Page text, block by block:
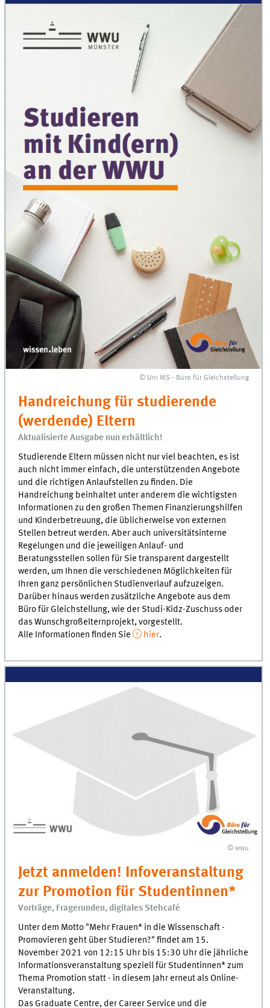
© Uni MS - Büro für Gleichstellung
Handreichung für studierende
(werdende) Eltern
Aktualisierte Ausgabe nun erhältlich!
Studierende Eltern müssen nicht nur viel beachten, es ist
auch nicht immer einfach, die unterstützenden Angebote
und die richtigen Anlaufstellen zu finden. Die
Handreichung beinhaltet unter anderem die wichtigsten
Informationen zu den großen Themen Finanzierungshilfen
und Kinderbetreuung, die üblicherweise von externen
Stellen betreut werden. Aber auch universitätsinterne
Regelungen und die jeweiligen Anlauf- und
Beratungsstellen sollen für Sie transparent dargestellt
werden, um Ihnen die verschiedenen Möglichkeiten für
Ihren ganz persönlichen Studienverlauf aufzuzeigen.
Darüber hinaus werden zusätzliche Angebote aus dem
Büro für Gleichstellung, wie der Studi-Kidz-Zuschuss oder
das Wunschgroßelternprojekt, vorgestellt.
Alle Informationen finden Sie
hier.
© wwu
Jetzt anmelden! Infoveranstaltung
zur Promotion für Studentinnen*
Vorträge, Fragerunden, digitales Stehcafé
Unter dem Motto "Mehr Frauen* in die Wissenschaft -
Promovieren geht über Studieren?" findet am 15.
November 2021 von 12:15 Uhr bis 15:30 Uhr die jährliche
Informationsveranstaltung speziell für Studentinnen* zum
Thema Promotion statt - in diesem Jahr erneut als Online-
Veranstaltung.
Das Graduate Centre, der Career Service und die